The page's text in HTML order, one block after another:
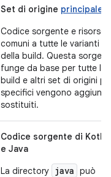
Set di origine principale
Codice sorgente e risorse
comuni a tutte le varianti
della build. Questa
funge da base per tutte le
build e altri set di origini
specifici vengono aggiunti
sostituiti.
Codice sorgente di Kotlin
e Java
La directory java può